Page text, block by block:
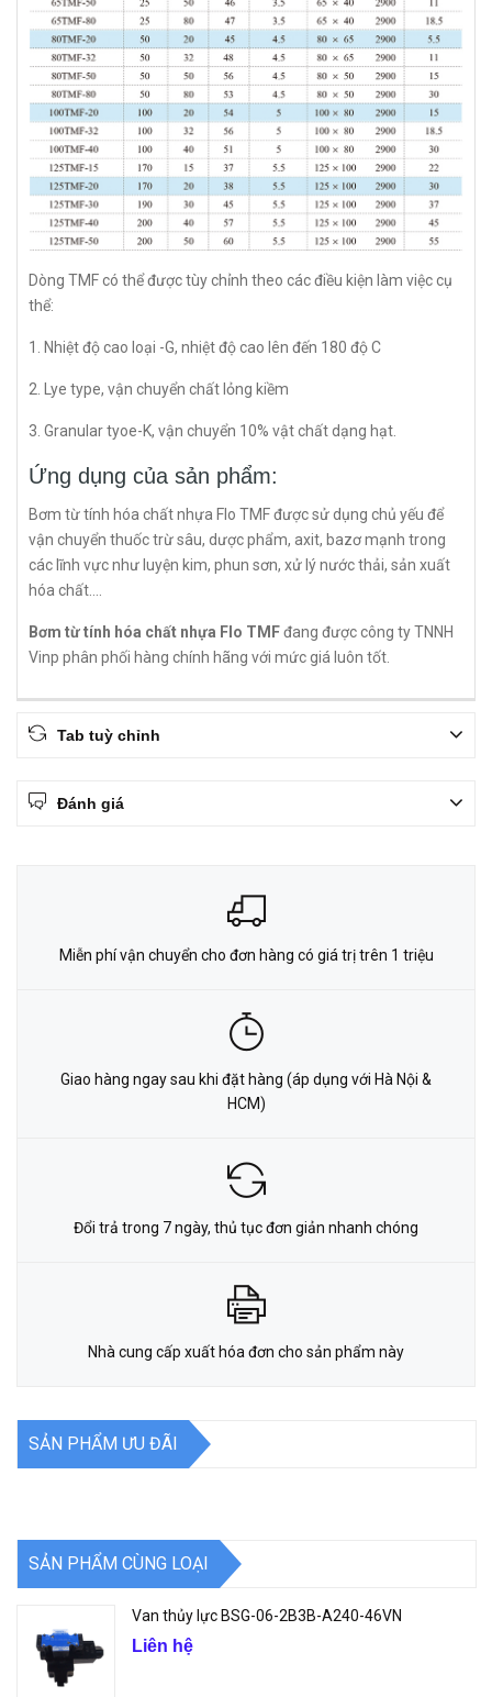
Dòng TMF có thể được tùy chỉnh theo các điều kiện làm việc cụ
thể:
1. Nhiệt độ cao loại -G, nhiệt độ cao lên đến 180 độ C
2. Lye type, vận chuyển chất lỏng kiềm
3. Granular tyoe-K, vận chuyển 10% vật chất dạng hạt.
Ứng dụng của sản phẩm:
Bơm từ tính hóa chất nhựa Flo TMF được sử dụng chủ yếu để
vận chuyển thuốc trừ sâu, dược phẩm, axit, bazơ mạnh trong
các lĩnh vực như luyện kim, phun sơn, xử lý nước thải, sản xuất
hóa chất....
Bơm từ tính hóa chất nhựa Flo TMFđang được công ty TNNH
Vinp phân phối hàng chính hãng với mức giá luôn tốt.
Tab tuỳ chỉnh
Đánh giá
Miễn phí vận chuyển cho đơn hàng có giá trị trên 1 triệu
Giao hàng ngay sau khi đặt hàng (áp dụng với Hà Nội &
HCM)
Đổi trả trong 7 ngày, thủ tục đơn giản nhanh chóng
Nhà cung cấp xuất hóa đơn cho sản phẩm này
SẢN PHẨM ƯU ĐÃI
SẢN PHẨM CÙNG LOẠI
Van thủy lực BSG-06-2B3B-A240-46VN
Liên hệ